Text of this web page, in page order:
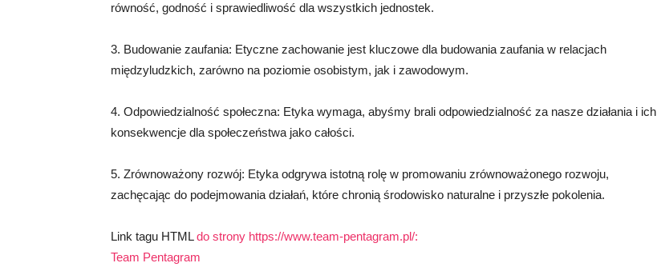
równość, godność i sprawiedliwość dla wszystkich jednostek.
3. Budowanie zaufania: Etyczne zachowanie jest kluczowe dla budowania zaufania w relacjach
międzyludzkich, zarówno na poziomie osobistym, jak i zawodowym.
4. Odpowiedzialność społeczna: Etyka wymaga, abyśmy brali odpowiedzialność za nasze działania i ich
konsekwencje dla społeczeństwa jako całości.
5. Zrównoważony rozwój: Etyka odgrywa istotną rolę w promowaniu zrównoważonego rozwoju,
zachęcając do podejmowania działań, które chronią środowisko naturalne i przyszłe pokolenia.
Link tagu HTMLdo strony https://www.team-pentagram.pl/:
Team Pentagram